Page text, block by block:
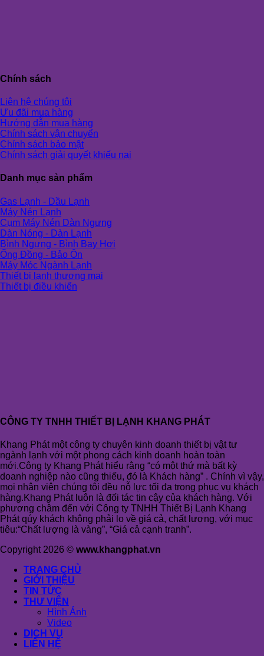
Chính sách
Liên hệ chúng tôi
Ưu đãi mua hàng
Hướng dẫn mua hàng
Chính sách vận chuyển
Chính sách bảo mật
Chính sách giải quyết khiếu nại
Danh mục sản phẩm
Gas Lạnh - Dầu Lạnh
Máy Nén Lạnh
Cụm Máy Nén Dàn Ngưng
Dàn Nóng - Dàn Lạnh
Bình Ngưng - Bình Bay Hơi
Ống Đồng - Bảo Ôn
Máy Móc Ngành Lạnh
Thiết bị lạnh thương mại
Thiết bị điều khiển
CÔNG TY TNHH THIẾT BỊ LẠNH KHANG PHÁT
Khang Phát một công ty chuyên kinh doanh thiết bị vật tư
ngành lạnh với một phong cách kinh doanh hoàn toàn
mới.Công ty Khang Phát hiểu rằng “có một thứ mà bất kỳ
doanh nghiệp nào cũng thiếu, đó là Khách hàng” . Chính vì vậy,
mọi nhân viên chúng tôi đều nỗ lực tối đa trong phục vụ khách
hàng.Khang Phát luôn là đối tác tin cậy của khách hàng. Với
phương châm đến với Công ty TNHH Thiết Bị Lạnh Khang
Phát qúy khách không phải lo về giá cả, chất lượng, với mục
tiêu:“Chất lượng là vàng”, “Giá cả cạnh tranh”.
Copyright 2026 © www.khangphat.vn
TRANG CHỦ
GIỚI THIỆU
TIN TỨC
THƯ VIỆN
Hình Ảnh
Video
DỊCH VỤ
LIÊN HỆ